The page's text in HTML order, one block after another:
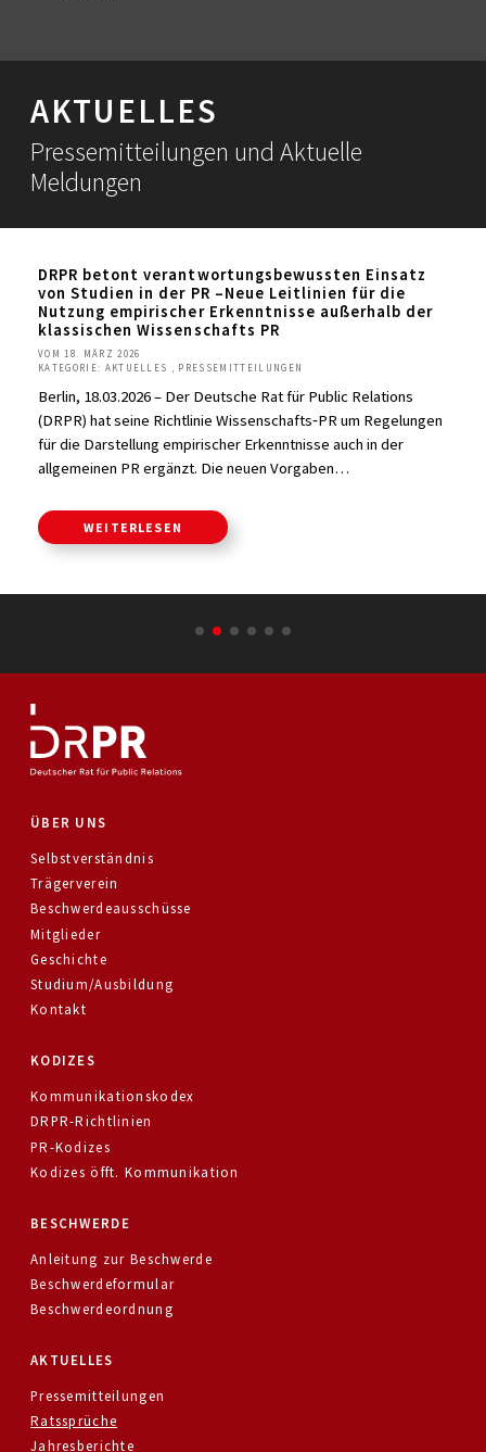
AKTUELLES
Pressemitteilungen und Aktuelle
Meldungen
DRPR betont verantwortungsbewussten Einsatz
von Studien in der PR –Neue Leitlinien für die
Nutzung empirischer Erkenntnisse außerhalb der
klassischen Wissenschafts PR
VOM 18. MÄRZ 2026
KATEGORIE: AKTUELLES , PRESSEMITTEILUNGEN
Berlin, 18.03.2026 – Der Deutsche Rat für Public Relations
(DRPR) hat seine Richtlinie Wissenschafts‑PR um Regelungen
für die Darstellung empirischer Erkenntnisse auch in der
allgemeinen PR ergänzt. Die neuen Vorgaben…
WEITERLESEN
ÜBER UNS
Selbstverständnis
Trägerverein
Beschwerdeausschüsse
Mitglieder
Geschichte
Studium/Ausbildung
Kontakt
KODIZES
Kommunikationskodex
DRPR-Richtlinien
PR-Kodizes
Kodizes öfft. Kommunikation
BESCHWERDE
Anleitung zur Beschwerde
Beschwerdeformular
Beschwerdeordnung
AKTUELLES
Pressemitteilungen
Ratssprüche
Jahresberichte